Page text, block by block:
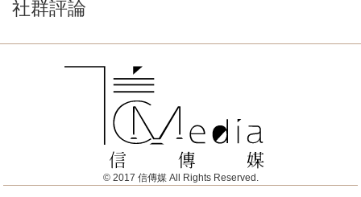
社群評論
© 2017 信傳媒 All Rights Reserved.